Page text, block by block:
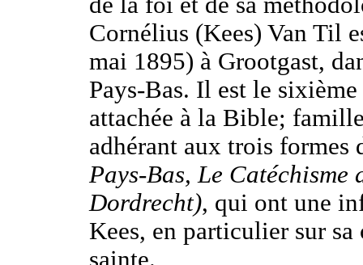
Cornélius (Kees) Van Til
mai 1895) à Grootgast,
Pays-Bas. Il est le
attachée à la Bible;
adhérant aux trois formes
Pays-Bas, Le Catéchisme
Dordrecht), qui ont une
Kees, en particulier sur